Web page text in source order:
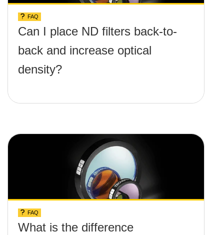
FAQ
Can I place ND filters back-to-
back and increase optical
density?
FAQ
What is the difference